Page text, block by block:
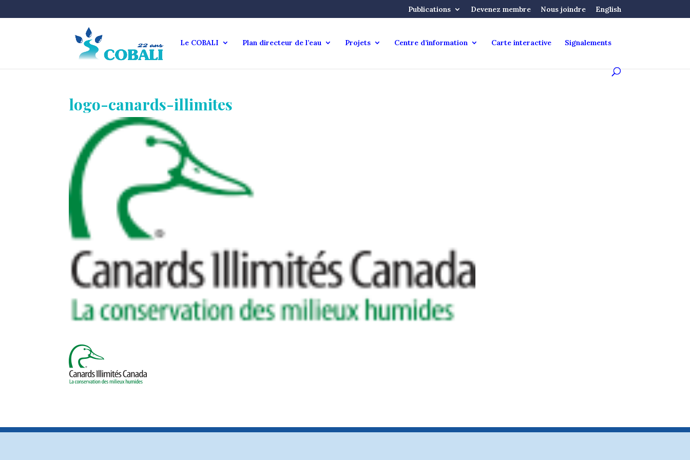
Publications Devenez membre Nous joindre English
Le COBALI Plan directeur de l’eau Projets Centre d’information Carte interactive Signalements
logo-canards-illimites